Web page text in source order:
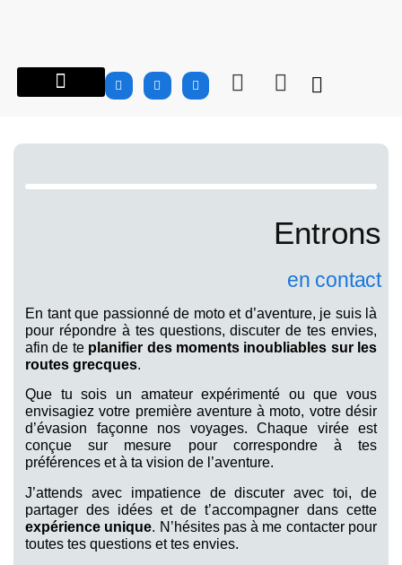
Entrons
en contact
En tant que passionné de moto et d’aventure, je suis là
pour répondre à tes questions, discuter de tes envies,
afin de te planifier des moments inoubliables sur les
routes grecques.
Que tu sois un amateur expérimenté ou que vous
envisagiez votre première aventure à moto, votre désir
d’évasion façonne nos voyages. Chaque virée est
conçue sur mesure pour correspondre à tes
préférences et à ta vision de l’aventure.
J’attends avec impatience de discuter avec toi, de
partager des idées et de t’accompagner dans cette
expérience unique. N’hésites pas à me contacter pour
toutes tes questions et tes envies.